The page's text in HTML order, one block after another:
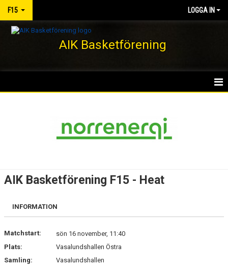
F15 LOGGA IN
AIK Basketförening
DOKUMENT
KONTAKT
AIK Basketförening F15 - Heat
INFORMATION
Matchstart:
sön 16 november, 11:40
Plats:
Vasalundshallen Östra
Samling:
Vasalundshallen